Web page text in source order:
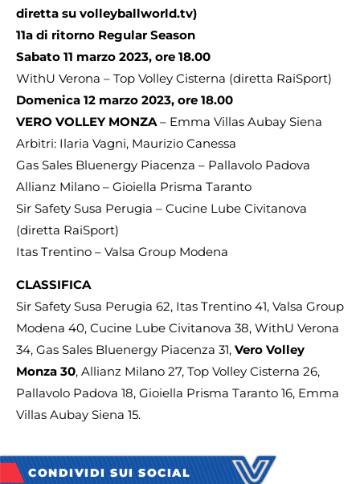
diretta su volleyballworld.tv)
11a di ritorno Regular Season
Sabato 11 marzo 2023, ore 18.00
WithU Verona – Top Volley Cisterna (diretta RaiSport)
Domenica 12 marzo 2023, ore 18.00
VERO VOLLEY MONZA – Emma Villas Aubay Siena
Arbitri: Ilaria Vagni, Maurizio Canessa
Gas Sales Bluenergy Piacenza – Pallavolo Padova
Allianz Milano – Gioiella Prisma Taranto
Sir Safety Susa Perugia – Cucine Lube Civitanova
(diretta RaiSport)
Itas Trentino – Valsa Group Modena
CLASSIFICA
Sir Safety Susa Perugia 62, Itas Trentino 41, Valsa Group
Modena 40, Cucine Lube Civitanova 38, WithU Verona
34, Gas Sales Bluenergy Piacenza 31, Vero Volley
Monza 30, Allianz Milano 27, Top Volley Cisterna 26,
Pallavolo Padova 18, Gioiella Prisma Taranto 16, Emma
Villas Aubay Siena 15.
CONDIVIDI SUI SOCIAL